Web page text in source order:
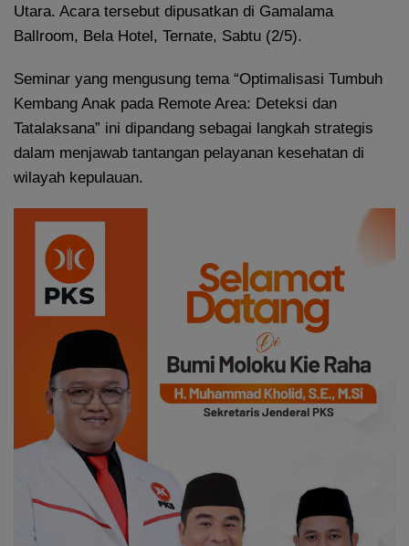
Utara. Acara tersebut dipusatkan di Gamalama
Ballroom, Bela Hotel, Ternate, Sabtu (2/5).
Seminar yang mengusung tema “Optimalisasi Tumbuh
Kembang Anak pada Remote Area: Deteksi dan
Tatalaksana” ini dipandang sebagai langkah strategis
dalam menjawab tantangan pelayanan kesehatan di
wilayah kepulauan.